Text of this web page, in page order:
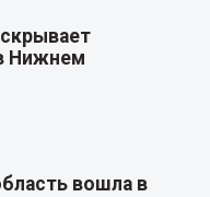
Нижнем
вошла в